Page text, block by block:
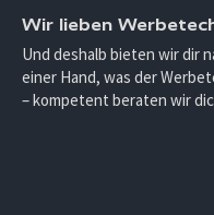
Wir lieben
Und deshalb bieten wir dir
einer Hand, was der
– kompetent beraten wir